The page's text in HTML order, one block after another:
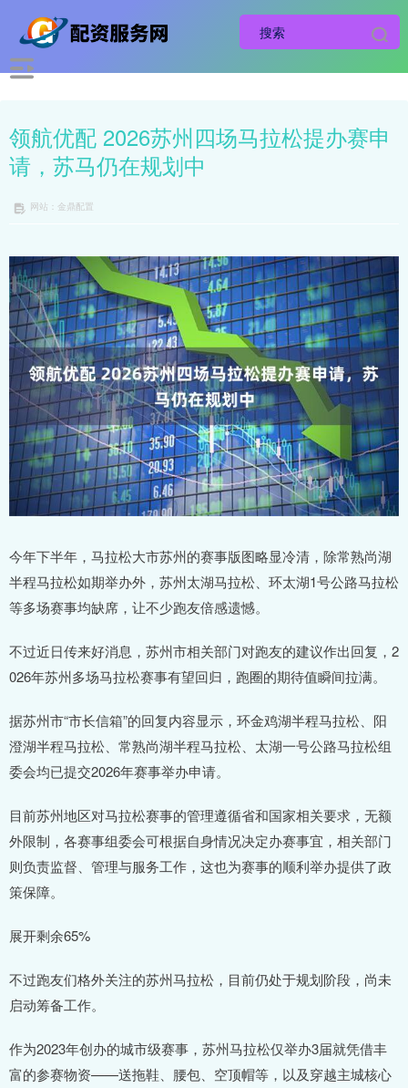
领航优配 2026苏州四场马拉松提办赛申
请，苏马仍在规划中
网站：金鼎配置
今年下半年，马拉松大市苏州的赛事版图略显冷清，除常熟尚湖
半程马拉松如期举办外，苏州太湖马拉松、环太湖1号公路马拉松
等多场赛事均缺席，让不少跑友倍感遗憾。
不过近日传来好消息，苏州市相关部门对跑友的建议作出回复，2
026年苏州多场马拉松赛事有望回归，跑圈的期待值瞬间拉满。
据苏州市“市长信箱”的回复内容显示，环金鸡湖半程马拉松、阳
澄湖半程马拉松、常熟尚湖半程马拉松、太湖一号公路马拉松组
委会均已提交2026年赛事举办申请。
目前苏州地区对马拉松赛事的管理遵循省和国家相关要求，无额
外限制，各赛事组委会可根据自身情况决定办赛事宜，相关部门
则负责监督、管理与服务工作，这也为赛事的顺利举办提供了政
策保障。
展开剩余65%
不过跑友们格外关注的苏州马拉松，目前仍处于规划阶段，尚未
启动筹备工作。
作为2023年创办的城市级赛事，苏州马拉松仅举办3届就凭借丰
富的参赛物资——送拖鞋、腰包、空顶帽等，以及穿越主城核心